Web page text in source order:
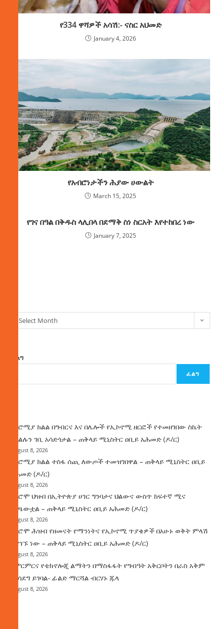
የ334 ዋሻዎች አሳሽ:- ናስር አህመድ
January 4, 2026
የአብሮነታችን ሕያው ሀውልት
March 15, 2025
የገና በዓል በቅዱስ ላሊበላ በደማቅ ስነ ስርአት እየተከበረ ነው
January 7, 2025
Select Month
ፈልግ
ፈልግ
በኦሮሚያ ክልል በግብርና እና በሌሎች የኢኮኖሚ ዘርፎች የተመዘገበው ስኬት
የክልሉን ገቢ አሳድጎታል – ጠቅላይ ሚኒስትር ዐቢይ አሕመድ (ዶ/ር)
August 8, 2026
በኦሮሚያ ክልል ተስፋ ሰጪ ለውጦች ተመዝገበዋል – ጠቅላይ ሚኒስትር ዐቢይ
አሕመድ (ዶ/ር)
August 8, 2026
የኦሮሞ ህዝብ በኢትዮጵያ ሀገር ግንባታና ህልውና ውስጥ ከፍተኛ ሚና
ተጫውቷል – ጠቅላይ ሚኒስትር ዐቢይ አሕመድ (ዶ/ር)
August 8, 2026
የኦሮሞ ሕዝብ የዘመናት የማንነትና የኢኮኖሚ ጥያቄዎች በአሁኑ ወቅት ምላሽ
እያገኙ ነው – ጠቅላይ ሚኒስትር ዐቢይ አሕመድ (ዶ/ር)
August 8, 2026
የምርምርና የቴክኖሎጂ ልማትን በማስፋፋት የግብዓት አቅርቦትን በራስ አቅም
ማሳደግ ይገባል- ፊልድ ማርሻል ብርሃኑ ጁላ
August 8, 2026